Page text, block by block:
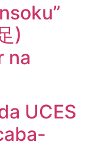
)
na
UCES